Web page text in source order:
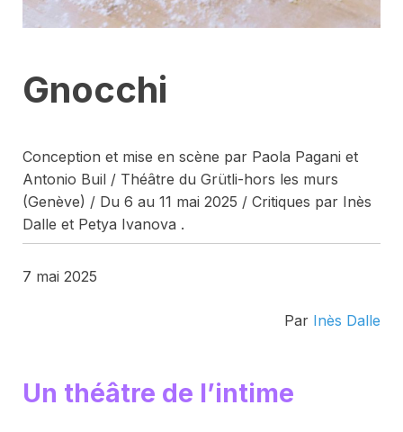
Gnocchi
Conception et mise en scène par Paola Pagani et
Antonio Buil / Théâtre du Grütli-hors les murs
(Genève) / Du 6 au 11 mai 2025 / Critiques par Inès
Dalle et Petya Ivanova .
7 mai 2025
Par Inès Dalle
Un théâtre de l’intime